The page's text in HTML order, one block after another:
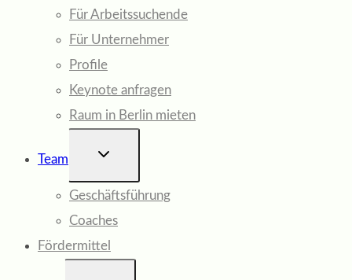
Für Arbeitssuchende
Für Unternehmer
Profile
Keynote anfragen
Raum in Berlin mieten
Team
UNTERMENÜ
Geschäftsführung
Coaches
Fördermittel